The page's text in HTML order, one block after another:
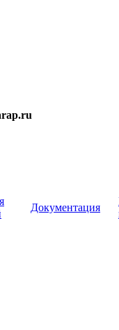
Документация